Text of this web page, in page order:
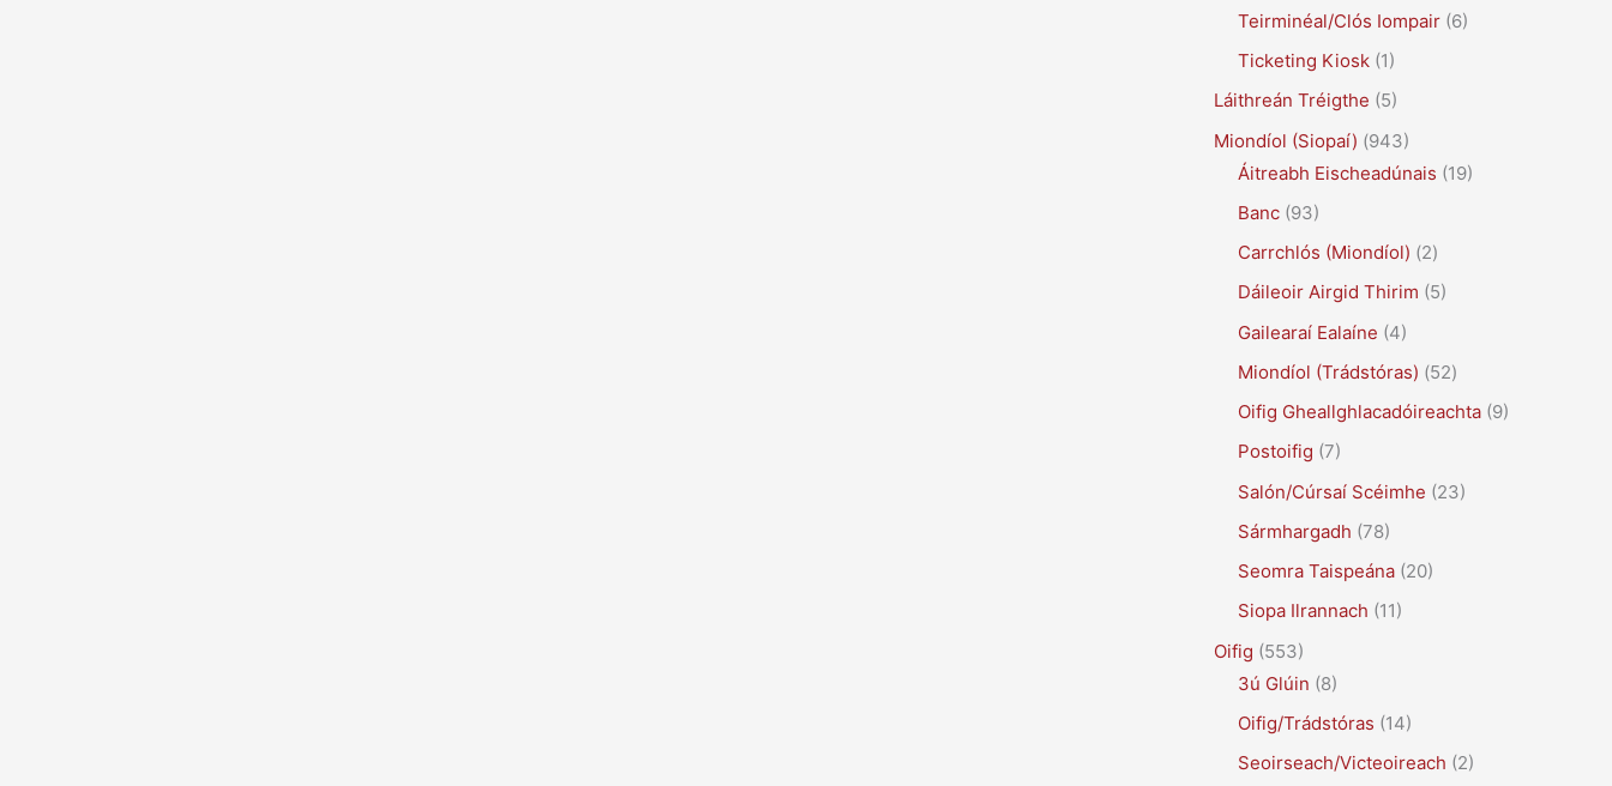
Teirminéal/Clós Iompair (6)
Ticketing Kiosk (1)
Láithreán Tréigthe (5)
Miondíol (Siopaí) (943)
Áitreabh Eischeadúnais (19)
Banc (93)
Carrchlós (Miondíol) (2)
Dáileoir Airgid Thirim (5)
Gailearaí Ealaíne (4)
Miondíol (Trádstóras) (52)
Oifig Gheallghlacadóireachta (9)
Postoifig (7)
Salón/Cúrsaí Scéimhe (23)
Sármhargadh (78)
Seomra Taispeána (20)
Siopa Ilrannach (11)
Oifig (553)
3ú Glúin (8)
Oifig/Trádstóras (14)
Seoirseach/Victeoireach (2)